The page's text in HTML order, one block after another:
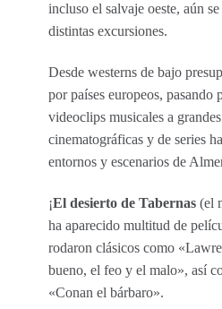
incluso el salvaje oeste, aún
distintas excursiones.
Desde westerns de bajo
por países europeos, pasando
videoclips musicales a
cinematográficas y de series
entornos y escenarios de
¡El desierto de Tabernas (el
ha aparecido multitud de
rodaron clásicos como
bueno, el feo y el malo», así
«Conan el bárbaro».